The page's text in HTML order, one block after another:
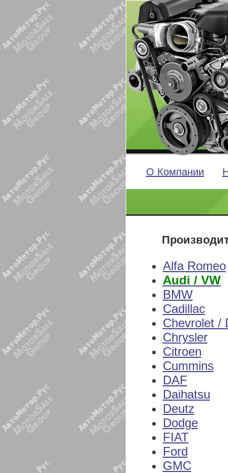
О Компании
Alfa Romeo
Audi / VW
BMW
Cadillac
Chevrolet /
Chrysler
Citroen
Cummins
DAF
Daihatsu
Deutz
Dodge
FIAT
Ford
GMC